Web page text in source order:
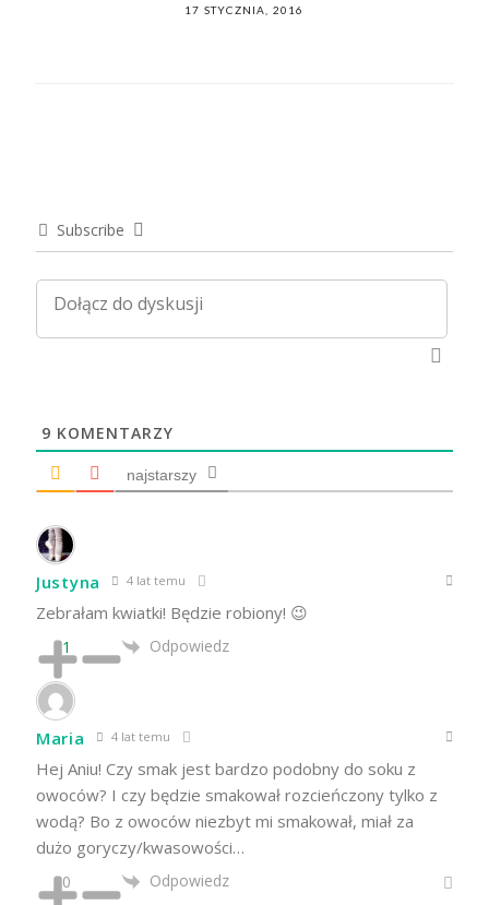
POSTED
17 STYCZNIA, 2016
Subscribe
9 KOMENTARZY
najstarszy
Justyna 4 lat temu
Zebrałam kwiatki! Będzie robiony! 😉
1 Odpowiedz
Maria 4 lat temu
Hej Aniu! Czy smak jest bardzo podobny do soku z
owoców? I czy będzie smakował rozcieńczony tylko z
wodą? Bo z owoców niezbyt mi smakował, miał za
dużo goryczy/kwasowości…
0 Odpowiedz